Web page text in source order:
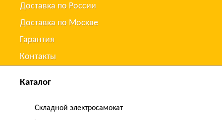
Доставка по России
Доставка по Москве
Гарантия
Контакты
Каталог
Складной электросамокат